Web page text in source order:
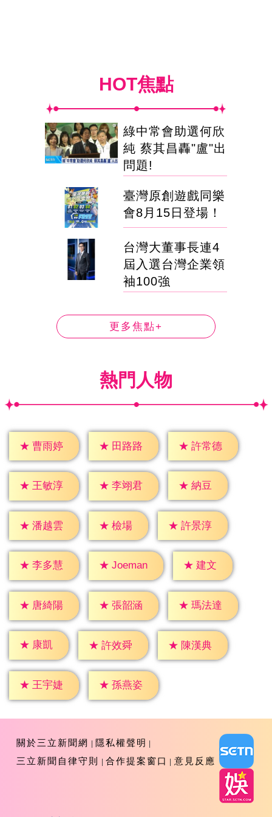
HOT焦點
綠中常會助選何欣
純 蔡其昌轟"盧"出
問題!
臺灣原創遊戲同樂
會8月15日登場！
台灣大董事長連4
屆入選台灣企業領
袖100強
更多焦點+
熱門人物
★ 曹雨婷 ★ 田路路 ★ 許常德
★ 王敏淳 ★ 李翊君 ★ 納豆
★ 潘越雲 ★ 檢場 ★ 許景淳
★ 李多慧 ★ Joeman ★ 建文
★ 唐綺陽 ★ 張韶涵 ★ 瑪法達
★ 康凱 ★ 許效舜 ★ 陳漢典
★ 王宇婕 ★ 孫燕姿
關於三立新聞網
隱私權聲明
三立新聞自律守則
合作提案窗口 意見反應